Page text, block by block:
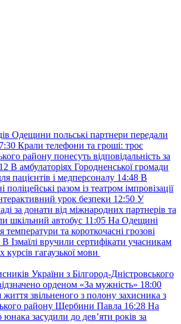
Одещини польські партнери передали
Крали телефони та гроші: троє
району понесуть відповідальність за
В амбулаторіях Городненської громади
пацієнтів і медперсоналу 14:48 В
поліцейські разом із театром імпровізації
урок безпеки 12:50 У
за донати від міжнародних партнерів та
шкільний автобус 11:05 На Одещині
температури та короткочасні грозові
В Ізмаїлі вручили сертифікати учасникам
гагаузької мови
України з Білгород-Дністровського
орденом «За мужність» 18:00
життя звільненого з полону захисника з
району Щербини Павла 16:28 На
засудили до дев’яти років за